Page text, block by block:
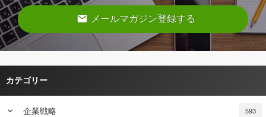
email メールマガジン登録する
カテゴリー
keyboard_arrow_down 企業戦略 593